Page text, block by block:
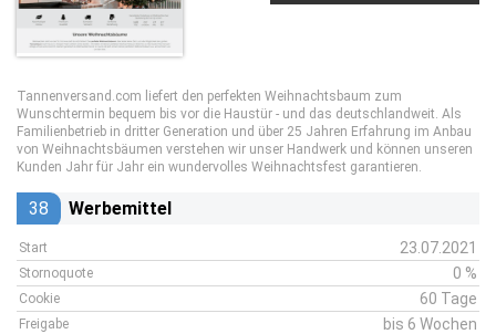
Tannenversand.com liefert den perfekten Weihnachtsbaum zum
Wunschtermin bequem bis vor die Haustür - und das deutschlandweit. Als
Familienbetrieb in dritter Generation und über 25 Jahren Erfahrung im Anbau
von Weihnachtsbäumen verstehen wir unser Handwerk und können unseren
Kunden Jahr für Jahr ein wundervolles Weihnachtsfest garantieren.
38 Werbemittel
Start 23.07.2021
Stornoquote 0 %
Cookie 60 Tage
Freigabe bis 6 Wochen